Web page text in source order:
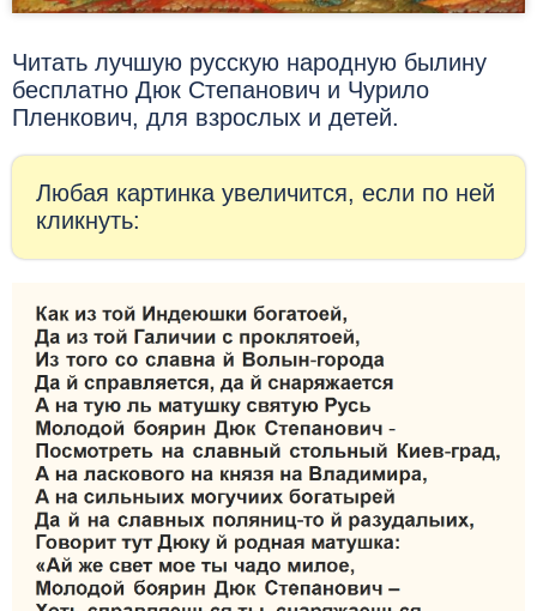
Читать лучшую русскую народную былину
бесплатно Дюк Степанович и Чурило
Пленкович, для взрослых и детей.
Любая картинка увеличится, если по ней
кликнуть: